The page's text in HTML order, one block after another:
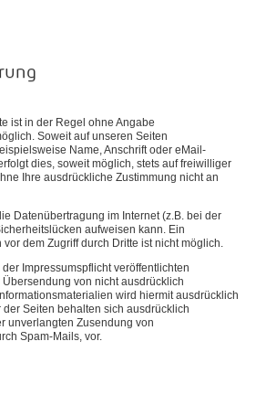
ist in der Regel ohne Angabe
Soweit auf unseren Seiten
Name, Anschrift oder eMail-
dies, soweit möglich, stets auf freiwilliger
Ihre ausdrückliche Zustimmung nicht an
Datenübertragung im Internet (z.B. bei der
aufweisen kann. Ein
dem Zugriff durch Dritte ist nicht möglich.
Impressumspflicht veröffentlichten
von nicht ausdrücklich
wird hiermit ausdrücklich
Seiten behalten sich ausdrücklich
unverlangten Zusendung von
Spam-Mails, vor.